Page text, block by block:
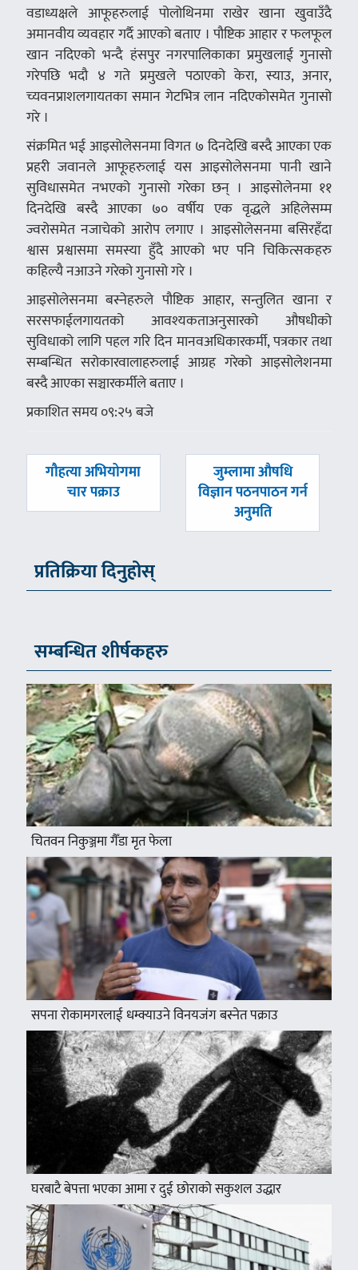
वडाध्यक्षले आफूहरुलाई पोलोथिनमा राखेर खाना खुवाउँदै
अमानवीय व्यवहार गर्दै आएको बताए । पौष्टिक आहार र फलफूल
खान नदिएको भन्दै हंसपुर नगरपालिकाका प्रमुखलाई गुनासो
गरेपछि भदौ ४ गते प्रमुखले पठाएको केरा, स्याउ, अनार,
च्यवनप्राशलगायतका समान गेटभित्र लान नदिएकोसमेत गुनासो
गरे ।
संक्रमित भई आइसोलेसनमा विगत ७ दिनदेखि बस्दै आएका एक
प्रहरी जवानले आफूहरुलाई यस आइसोलेसनमा पानी खाने
सुविधासमेत नभएको गुनासो गरेका छन् । आइसोलेनमा ११
दिनदेखि बस्दै आएका ७० वर्षीय एक वृद्धले अहिलेसम्म
ज्वरोसमेत नजाचेको आरोप लगाए । आइसोलेसनमा बसिरहँदा
श्वास प्रश्वासमा समस्या हुँदै आएको भए पनि चिकित्सकहरु
कहिल्यै नआउने गरेको गुनासो गरे ।
आइसोलेसनमा बस्नेहरुले पौष्टिक आहार, सन्तुलित खाना र
सरसफाईलगायतको आवश्यकताअनुसारको औषधीको
सुविधाको लागि पहल गरि दिन मानवअधिकारकर्मी, पत्रकार तथा
सम्बन्धित सरोकारवालाहरुलाई आग्रह गरेको आइसोलेशनमा
बस्दै आएका सञ्चारकर्मीले बताए ।
प्रकाशित समय ०९:२५ बजे
पछिल्लाे
गौहत्या अभियोगमा
चार पक्राउ
अघिल्लाे
-
जुम्लामा औषधि
विज्ञान पठनपाठन गर्न
अनुमति
प्रतिक्रिया दिनुहोस्
सम्बन्धित शीर्षकहरु
चितवन निकुञ्जमा गैँडा मृत फेला
सपना रोकामगरलाई धम्क्याउने विनयजंग बस्नेत पक्राउ
घरबाटै बेपत्ता भएका आमा र दुई छोराको सकुशल उद्धार